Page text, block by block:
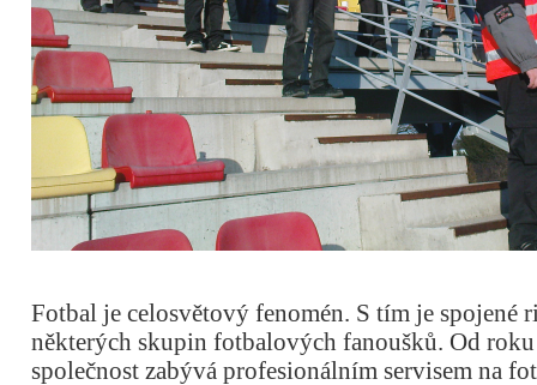
Fotbal je celosvětový fenomén. S tím je spojené
některých skupin fotbalových fanoušků. Od roku
společnost zabývá profesionálním servisem na